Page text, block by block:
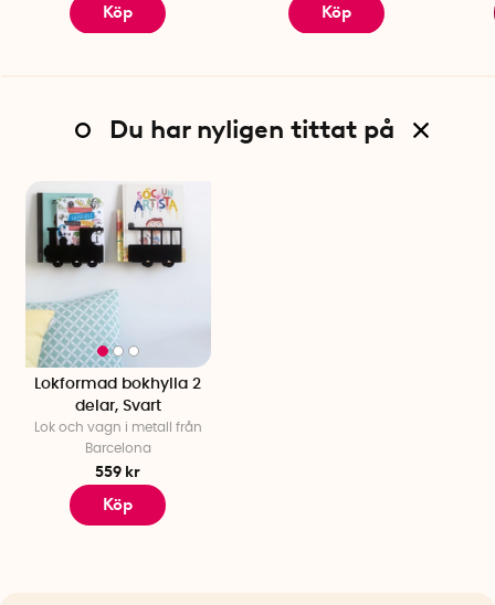
Köp Köp
Du har nyligen tittat på
Lokformad bokhylla 2
delar, Svart
Lok och vagn i metall från
Barcelona
559 kr
Köp